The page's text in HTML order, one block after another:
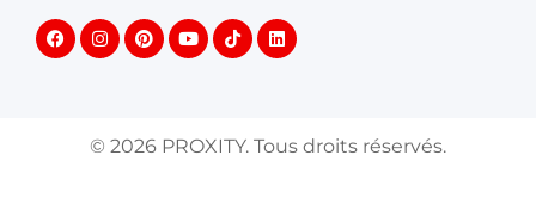
© 2026 PROXITY. Tous droits réservés.